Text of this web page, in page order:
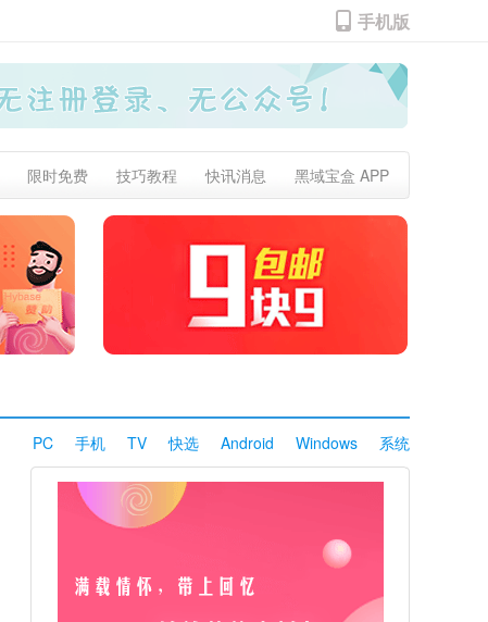
手机版
限时免费 技巧教程 快讯消息 黑域宝盒 APP
PC 手机 TV 快选 Android Windows 系统